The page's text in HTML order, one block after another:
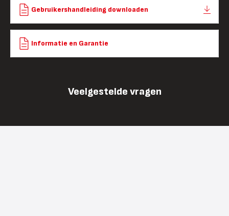
Gebruikershandleiding downloaden
Informatie en Garantie
Veelgestelde vragen